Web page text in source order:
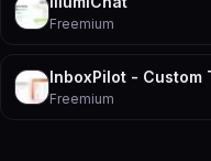
Freemium
InboxPilot -
Freemium